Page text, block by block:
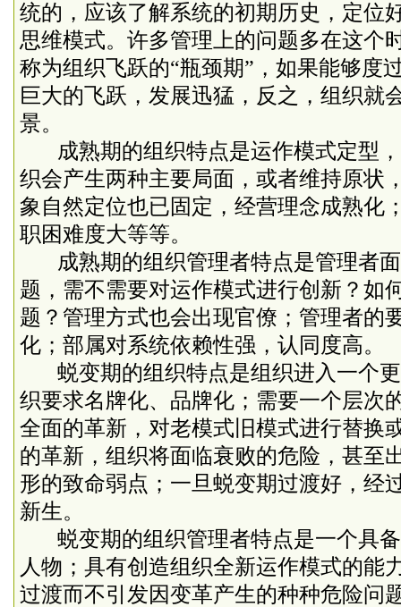
统的，应该了解系统的初期历史，定位
思维模式。许多管理上的问题多在这个
称为组织飞跃的“瓶颈期”，如果能够度
巨大的飞跃，发展迅猛，反之，组织就
景。
成熟期的组织特点是运作模式定型
织会产生两种主要局面，或者维持原状
象自然定位也已固定，经营理念成熟化
职困难度大等等。
成熟期的组织管理者特点是管理者
题，需不需要对运作模式进行创新？如
题？管理方式也会出现官僚；管理者的
化；部属对系统依赖性强，认同度高。
蜕变期的组织特点是组织进入一个
织要求名牌化、品牌化；需要一个层次
全面的革新，对老模式旧模式进行替换
的革新，组织将面临衰败的危险，甚至
形的致命弱点；一旦蜕变期过渡好，经
新生。
蜕变期的组织管理者特点是一个具
人物；具有创造组织全新运作模式的能
过渡而不引发因变革产生的种种危险问